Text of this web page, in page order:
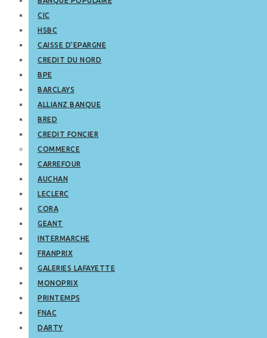
CIC
HSBC
CAISSE D’EPARGNE
CREDIT DU NORD
BPE
BARCLAYS
ALLIANZ BANQUE
BRED
CREDIT FONCIER
COMMERCE
CARREFOUR
AUCHAN
LECLERC
CORA
GEANT
INTERMARCHE
FRANPRIX
GALERIES LAFAYETTE
MONOPRIX
PRINTEMPS
FNAC
DARTY